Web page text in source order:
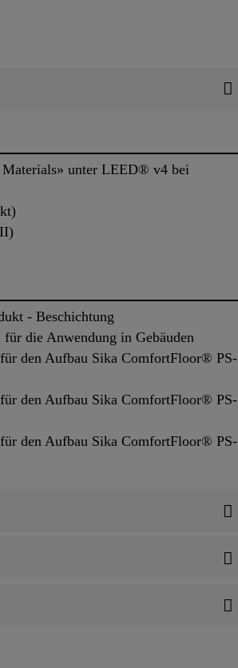
unter LEED® v4 bei
- Beschichtung
die Anwendung in Gebäuden
den Aufbau Sika ComfortFloor® PS-
den Aufbau Sika ComfortFloor® PS-
den Aufbau Sika ComfortFloor® PS-